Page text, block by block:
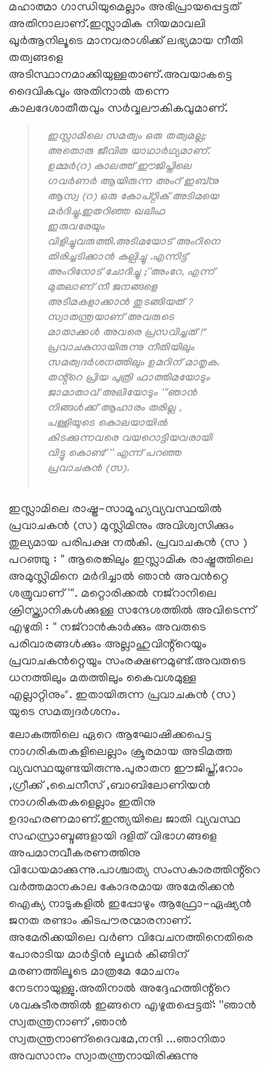
മഹാത്മാ ഗാന്ധിയുമെല്ലാം അഭിപ്രായപ്പെട്ടത്
അതിനാലാണ്.ഇസ്ലാമിക നിയമാവലി
ഖുർആനിലൂടെ മാനവരാശിക്ക് ലഭ്യമായ നീതി
തത്വങ്ങളെ
അടിസ്ഥാനമാക്കിയുള്ളതാണ്.അവയാകട്ടെ
ദൈവികവും അതിനാൽ തന്നെ
കാലദേശാതീതവും സർവ്വലൗകികവുമാണ്.
ഇസ്ലാമിലെ സമത്വം ഒരു തത്വമല്ല;
അതൊരു ജീവിത യാഥാർഥ്യമാണ്.
ഉമ്മർ(റ) കാലത്ത് ഈജിപ്തിലെ
ഗവർണർ ആയിരുന്ന അംറ് ഇബ്നു
ആസ്വ (റ) ഒരു കോപ്റ്റിക് അടിമയെ
മർദിച്ചു.ഇതറിഞ്ഞ ഖലീഫ
ഇരുവരേയും
വിളിച്ചുവരുത്തി.അടിമയോട് അംറിനെ
തിരിച്ചടിക്കാൻ കല്പിച്ചു .എന്നിട്ട്
അംറിനോട് ചോദിച്ചു ;''അംറേ, എന്ന്
മുതലാണ് നീ ജനങ്ങളെ
അടിമകളാക്കാൻ തുടങ്ങിയത് ?
സ്വാതന്ത്രയാണ് അവരുടെ
മാതാക്കൾ അവരെ പ്രസവിച്ചത് !"
പ്രവാചകനായിരുന്നു നീതിയിലും
സമത്വദർശനത്തിലും ഉമറിന് മാതൃക.
തന്റ്റെ പ്രിയ പുത്രി ഫാത്തിമയോടും
ജാമാതാവ് അലിയോടും '''ഞാൻ
നിങ്ങൾക്ക് ആഹാരം തരില്ല ,
പള്ളിയുടെ കൊലയായിൽ
കിടക്കുന്നവരെ വയറൊട്ടിയവരായി
വിട്ടു കൊണ്ട് '' എന്ന് പറഞ്ഞ
പ്രവാചകൻ (സ).
ഇസ്ലാമിലെ രാഷ്ട്ര-സാമൂഹ്യവ്യവസ്ഥയിൽ
പ്രവാചകൻ (സ) മുസ്ലിമിനും അവിശ്വസിക്കും
തുല്യമായ പരിപക്ഷ നൽകി. പ്രവാചകൻ (സ )
പറഞ്ഞു : '' ആരെങ്കിലും ഇസ്ലാമിക രാഷ്ട്രത്തിലെ
അമുസ്ലിമിനെ മർദിച്ചാൽ ഞാൻ അവൻറ്റെ
ശത്രുവാണ് '''. മറ്റൊരിക്കൽ നജ്റാനിലെ
ക്രിസ്ത്യാനികൾക്കുള്ള സന്ദേശത്തിൽ അവിടെന്ന്
എഴുതി : '' നജ്റാൻകാർക്കും അവരുടെ
പരിവാരങ്ങൾക്കും അല്ലാഹുവിന്റ്റെയും
പ്രവാചകൻറ്റെയും സംരക്ഷണമുണ്ട്.അവരുടെ
ധനത്തിലും മതത്തിലും കൈവശമുള്ള
എല്ലാറ്റിനും". ഇതായിരുന്ന പ്രവാചകൻ (സ)
യുടെ സമത്വദർശനം.
ലോകത്തിലെ ഏറെ ആഘോഷിക്കപെട്ട
നാഗരികതകളിലെല്ലാം ക്രൂരമായ അടിമത്ത
വ്യവസ്ഥയുണ്ടയിരുന്നു.പുരാതന ഈജിപ്ത്,റോം
,ഗ്രീക്ക് ,ചൈനീസ് ,ബാബിലോണിയൻ
നാഗരികതകളെല്ലാം ഇതിനു
ഉദാഹരണമാണ്.ഇന്ത്യയിലെ ജാതി വ്യവസ്ഥ
സഹസ്രാബ്ദങ്ങളായി ദളിത് വിഭാഗങ്ങളെ
അപമാനവീകരണത്തിനു
വിധേയമാക്കുന്നു.പാശ്ചാത്യ സംസകാരത്തിന്റ്റെ
വർത്തമാനകാല കോദരമായ അമേരിക്കൻ
ഐക്യ നാടുകളിൽ ഇപ്പോഴും ആഫ്രോ-ഏഷ്യൻ
ജനത രണ്ടാം കിടപൗരന്മാരനാണ്.
അമേരിക്കയിലെ വർണ വിവേചനത്തിനെതിരെ
പോരാടിയ മാർട്ടിൻ ലൂഥർ കിങ്ങിന്
മരണത്തിലൂടെ മാത്രമേ മോചനം
നേടനായുള്ളു.അതിനാൽ അദ്ദേഹത്തിന്റ്റെ
ശവകുടീരത്തിൽ ഇങ്ങനെ എഴുതപ്പെട്ടത്: ''ഞാൻ
സ്വതന്ത്രനാണ് ,ഞാൻ
സ്വതന്ത്രനാണ്ദൈവമേ,നന്ദി ...ഞാനിതാ
അവസാനം സ്വാതന്ത്രനായിരിക്കുന്നു